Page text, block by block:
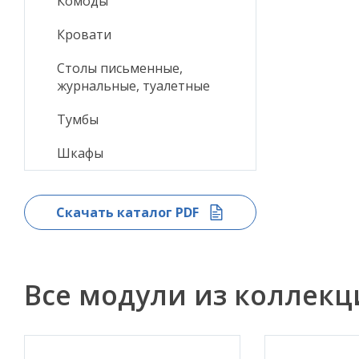
Кровати
Столы письменные,
журнальные, туалетные
Тумбы
Шкафы
Скачать каталог PDF
Все модули из